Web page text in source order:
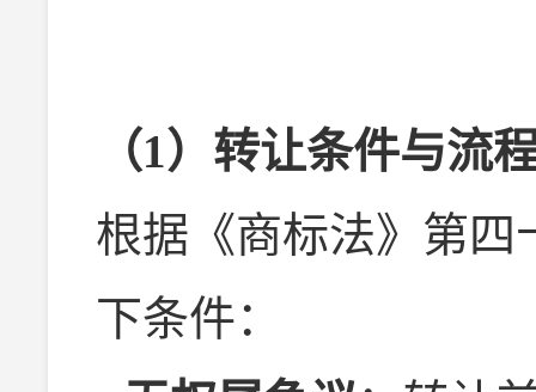
（1）转让条件与流
根据《商标法》第四
下条件：